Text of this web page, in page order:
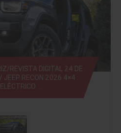
REVISTA DIGITAL 24 DE
JEEP RECON 2026 4×4 :
…